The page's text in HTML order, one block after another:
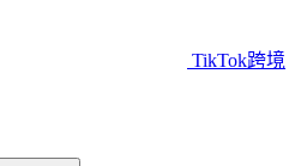
TikTok跨境